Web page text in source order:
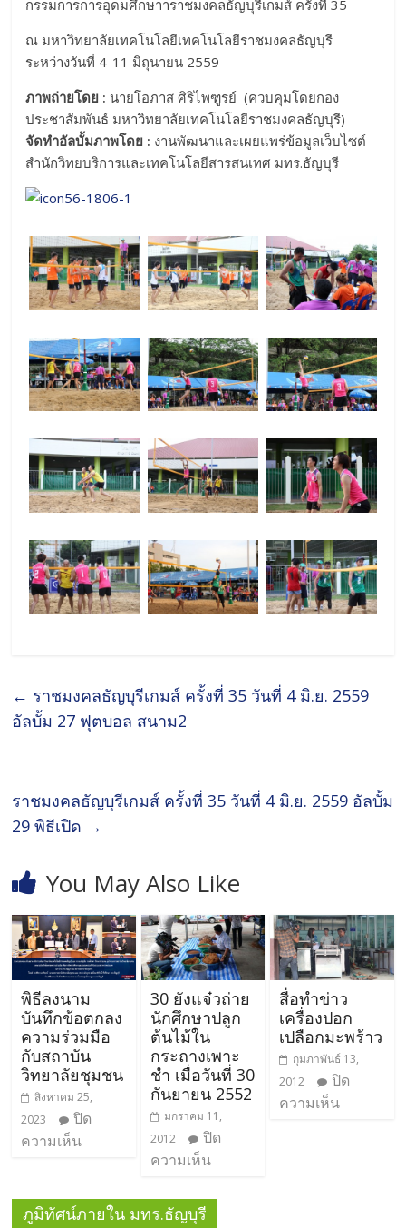
กรรมการการอุดมศึกษาาราชมงคลธัญบุรีเกมส์ ครั้งที่ 35
ณ มหาวิทยาลัยเทคโนโลยีเทคโนโลยีราชมงคลธัญบุรี
ระหว่างวันที่ 4-11 มิถุนายน 2559
ภาพถ่ายโดย : นายโอภาส ศิริไพฑูรย์ (ควบคุมโดยกอง
ประชาสัมพันธ์ มหาวิทยาลัยเทคโนโลยีราชมงคลธัญบุรี)
จัดทำอัลบั้มภาพโดย : งานพัฒนาและเผยแพร่ข้อมูลเว็บไซต์
สำนักวิทยบริการและเทคโนโลยีสารสนเทศ มทร.ธัญบุรี
← ราชมงคลธัญบุรีเกมส์ ครั้งที่ 35 วันที่ 4 มิ.ย. 2559
อัลบั้ม 27 ฟุตบอล สนาม2
ราชมงคลธัญบุรีเกมส์ ครั้งที่ 35 วันที่ 4 มิ.ย. 2559 อัลบั้ม
29 พิธีเปิด →
You May Also Like
พิธีลงนาม
บันทึกข้อตกลง
ความร่วมมือ
กับสถาบัน
วิทยาลัยชุมชน
สิงหาคม 25,
2023
ปิด
ความเห็น
30 ยังแจ๋วถ่าย
นักศึกษาปลูก
ต้นไม้ใน
กระถางเพาะ
ชำ เมื่อวันที่ 30
กันยายน 2552
มกราคม 11,
2012
ปิด
ความเห็น
สื่อทำข่าว
เครื่องปอก
เปลือกมะพร้าว
กุมภาพันธ์ 13,
2012
ปิด
ความเห็น
ภูมิทัศน์ภายใน มทร.ธัญบุรี